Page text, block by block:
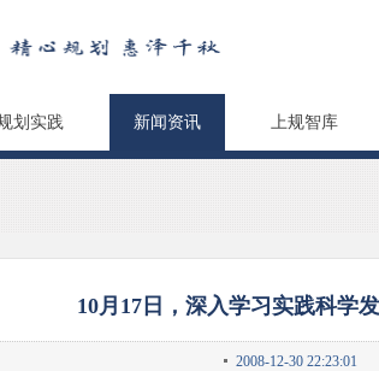
划实践 新闻资讯 上规智库
10月17日，深入学习实践科学
2008-12-30 22:23:01